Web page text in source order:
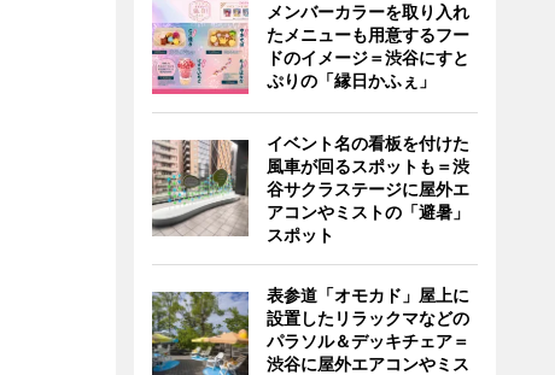
メンバーカラーを取り入れ
たメニューも用意するフー
ドのイメージ＝渋谷にすと
ぷりの「縁日かふぇ」
イベント名の看板を付けた
風車が回るスポットも＝渋
谷サクラステージに屋外エ
アコンやミストの「避暑」
スポット
表参道「オモカド」屋上に
設置したリラックマなどの
パラソル＆デッキチェア＝
渋谷に屋外エアコンやミス